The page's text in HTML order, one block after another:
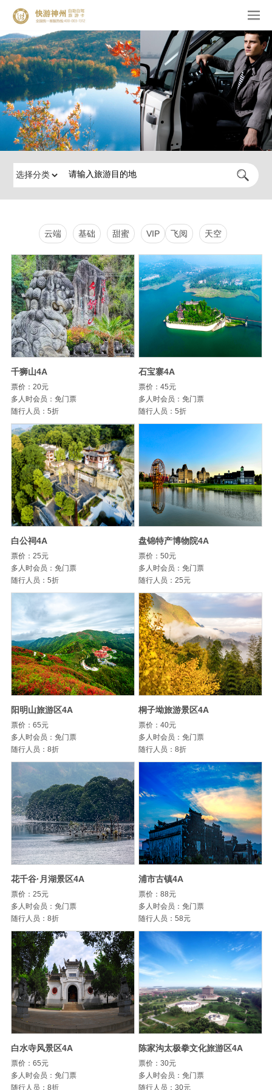
云端 基础 甜蜜 VIP 飞阅 天空
千狮山4A
票价：20元
多人时会员：免门票
随行人员：5折
石宝寨4A
票价：45元
多人时会员：免门票
随行人员：5折
白公祠4A
票价：25元
多人时会员：免门票
随行人员：5折
盘锦特产博物院4A
票价：50元
多人时会员：免门票
随行人员：25元
阳明山旅游区4A
票价：65元
多人时会员：免门票
随行人员：8折
桐子坳旅游景区4A
票价：40元
多人时会员：免门票
随行人员：8折
花千谷·月湖景区4A
票价：25元
多人时会员：免门票
随行人员：8折
浦市古镇4A
票价：88元
多人时会员：免门票
随行人员：58元
白水寺风景区4A
票价：65元
多人时会员：免门票
随行人员：8折
陈家沟太极拳文化旅游区4A
票价：30元
多人时会员：免门票
随行人员：30元